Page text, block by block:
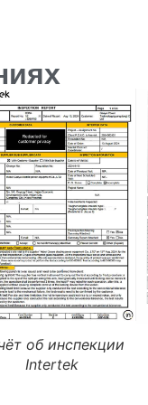
об инспекции
Intertek